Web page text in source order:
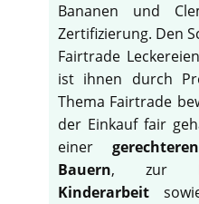
Bananen und
Zertifizierung. Den
Fairtrade
ist ihnen durch
Thema Fairtrade
der Einkauf fair
einer
Bauern, zur
Kinderarbeit